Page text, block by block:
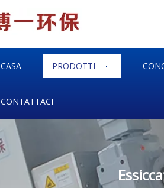
CASA PRODOTTI
CONTATTACI